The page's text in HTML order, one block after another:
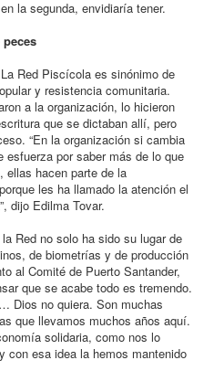
la segunda, envidiaría tener.
Red Piscícola es sinónimo de
y resistencia comunitaria.
a la organización, lo hicieron
que se dictaban allí, pero
“En la organización si cambia
esfuerza por saber más de lo que
ellas hacen parte de la
les ha llamado la atención el
dijo Edilma Tovar.
Red no solo ha sido su lugar de
de biometrías y de producción
al Comité de Puerto Santander,
que se acabe todo es tremendo.
Dios no quiera. Son muchas
que llevamos muchos años aquí.
solidaria, como nos lo
con esa idea la hemos mantenido